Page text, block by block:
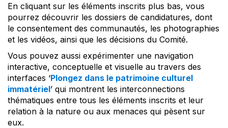
En cliquant sur les éléments inscrits plus bas, vous
pourrez découvrir les dossiers de candidatures, dont
le consentement des communautés, les photographies
et les vidéos, ainsi que les décisions du Comité.
Vous pouvez aussi expérimenter une navigation
interactive, conceptuelle et visuelle au travers des
interfaces ‘Plongez dans le patrimoine culturel
immatériel’ qui montrent les interconnections
thématiques entre tous les éléments inscrits et leur
relation à la nature ou aux menaces qui pèsent sur
eux.